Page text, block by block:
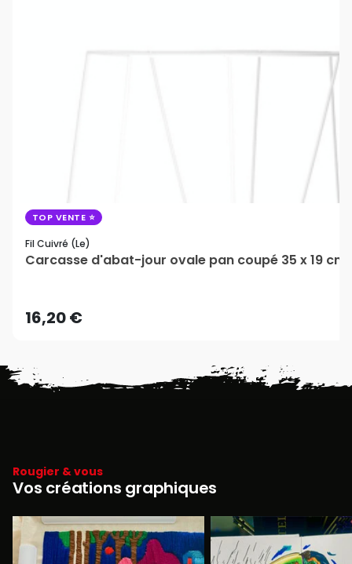
TOP VENTE
Fil Cuivré (le)
Carcasse d'abat-jour ovale pan coupé 35 x 19 cm
16,20 €
Rougier & vous
Vos créations graphiques